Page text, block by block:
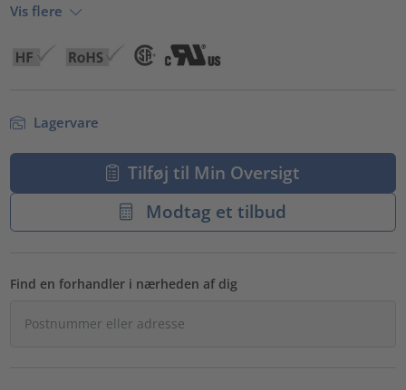
Vis flere
Lagervare
Tilføj til Min Oversigt
Modtag et tilbud
Find en forhandler i nærheden af dig